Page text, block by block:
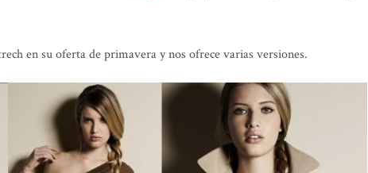
en su oferta de primavera y nos ofrece varias versiones.